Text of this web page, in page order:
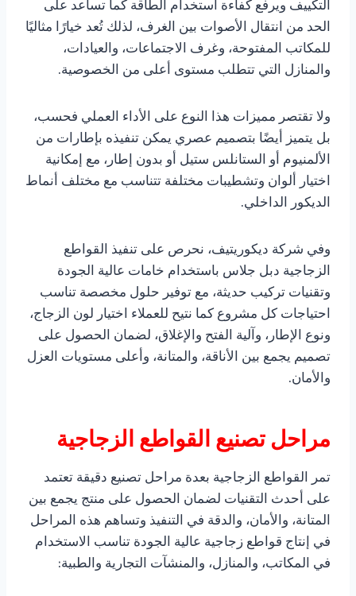
الحد من انتقال الأصوات بين الغرف، لذلك تُعد خيارًا مثاليًا
للمكاتب المفتوحة، وغرف الاجتماعات، والعيادات،
والمنازل التي تتطلب مستوى أعلى من الخصوصية.
ولا تقتصر مميزات هذا النوع على الأداء العملي فحسب،
بل يتميز أيضًا بتصميم عصري يمكن تنفيذه بإطارات من
الألمنيوم أو الستانلس ستيل أو بدون إطار، مع إمكانية
اختيار ألوان وتشطيبات مختلفة تتناسب مع مختلف أنماط
الديكور الداخلي.
وفي شركة ديكوريتيف، نحرص على تنفيذ القواطع
الزجاجية دبل جلاس باستخدام خامات عالية الجودة
وتقنيات تركيب حديثة، مع توفير حلول مخصصة تناسب
احتياجات كل مشروع كما نتيح للعملاء اختيار لون الزجاج،
ونوع الإطار، وآلية الفتح والإغلاق، لضمان الحصول على
تصميم يجمع بين الأناقة، والمتانة، وأعلى مستويات العزل
والأمان.
مراحل تصنيع القواطع الزجاجية
تمر القواطع الزجاجية بعدة مراحل تصنيع دقيقة تعتمد
على أحدث التقنيات لضمان الحصول على منتج يجمع بين
المتانة، والأمان، والدقة في التنفيذ وتساهم هذه المراحل
في إنتاج قواطع زجاجية عالية الجودة تناسب الاستخدام
في المكاتب، والمنازل، والمنشآت التجارية والطبية: